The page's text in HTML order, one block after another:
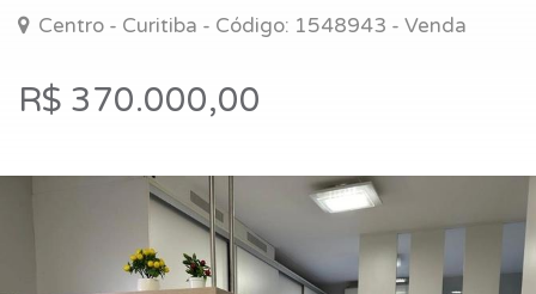
Centro - Curitiba - Código: 1548943 - Venda
R$ 370.000,00